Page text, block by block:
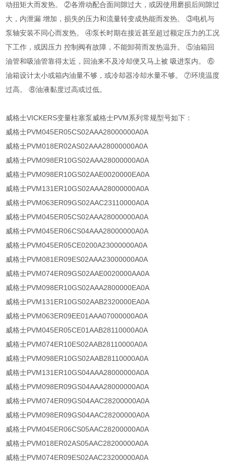
动扭矩大而发热。 ②各滑动配合面间隙过大，或因使用磨损后间隙过
大，内泄漏 增加，损失的压力和流量转变成热能而发热。 ③电机与
泵轴安装不同心而发热。 ④泵长时期在接近甚至超过额定压力的工况
下工作，或因压力 控制阀有故障，不能卸荷而发热温升。 ⑤油箱回
油管和吸油管靠得太近，回油来不及冷却便又马上被 吸进泵内。 ⑥
油箱设计太小或箱内油量不够，或冷却器冷却水量不够。 ⑦环境温度
过高。 ⑧油液黏度过高或过低。
威格士VICKERS变量柱塞泵威格士PVM系列常规型号如下：
威格士PVM045ER05CS02AAA28000000A0A
威格士PVM018ER02AS02AAA28000000A0A
威格士PVM098ER10GS02AAA28000000A0A
威格士PVM098ER10GS02AAE0020000EA0A
威格士PVM131ER10GS02AAA28000000A0A
威格士PVM063ER09GS02AAC23110000A0A
威格士PVM045ER05CS02AAA28000000A0A
威格士PVM045ER06CS04AAA28000000A0A
威格士PVM045ER05CE0200A23000000A0A
威格士PVM081ER09ES02AAA23000000A0A
威格士PVM074ER09GS02AAE0020000AA0A
威格士PVM098ER10GS02AAA2800000EA0A
威格士PVM131ER10GS02AAB2320000EA0A
威格士PVM063ER09EE01AAA07000000A0A
威格士PVM045ER05CE01AAB28110000A0A
威格士PVM074ER10ES02AAB28110000A0A
威格士PVM098ER10GS02AAB28110000A0A
威格士PVM131ER10GS04AAA28000000A0A
威格士PVM098ER09GS04AAA28000000A0A
威格士PVM074ER09GS04AAC28200000A0A
威格士PVM098ER09GS04AAC28200000A0A
威格士PVM045ER06CS05AAC28200000A0A
威格士PVM018ER02AS05AAC28200000A0A
威格士PVM074ER09ES02AAC23200000A0A